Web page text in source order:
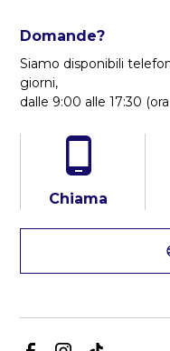
Domande?
Siamo disponibili
giorni,
dalle 9:00 alle 17:30
Chiama